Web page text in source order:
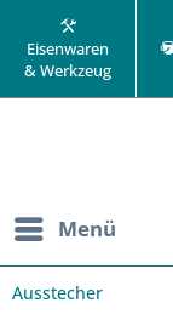
Eisenwaren
& Werkzeug
Menü
Ausstecher